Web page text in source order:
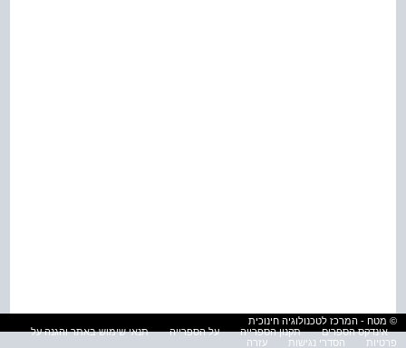
© מטח - המרכז לטכנולוגיה חינוכית
אינדקס הספרים
תקנון הספרייה על הספרייה
תנאי שימוש באתר והגנה על
פרטיות
הסדרי נגישות עזרה